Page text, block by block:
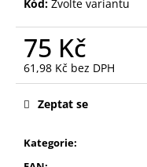
Kód: Zvolte variantu
75 Kč
61,98 Kč bez DPH
Měrná
Kategorie:
Zeptat se
e
HOUBIČKA
MAKE-